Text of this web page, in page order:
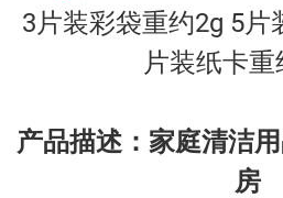
3片装彩袋重约2g 5
片装纸卡重
产品描述：家庭清洁
房